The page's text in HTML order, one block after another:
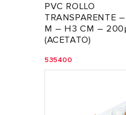
PVC ROLLO
TRANSPARENTE
M – H3 CM –
(ACETATO)
535400